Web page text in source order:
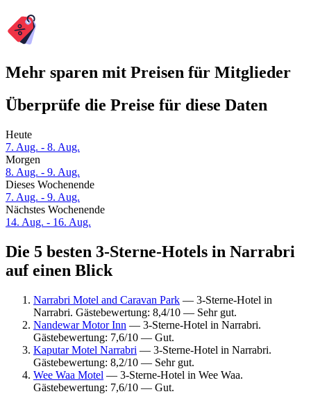
Mehr sparen mit Preisen für Mitglieder
Überprüfe die Preise für diese Daten
Heute
7. Aug. - 8. Aug.
Morgen
8. Aug. - 9. Aug.
Dieses Wochenende
7. Aug. - 9. Aug.
Nächstes Wochenende
14. Aug. - 16. Aug.
Die 5 besten 3-Sterne-Hotels in Narrabri
auf einen Blick
Narrabri Motel and Caravan Park — 3-Sterne-Hotel in
Narrabri. Gästebewertung: 8,4/10 — Sehr gut.
Nandewar Motor Inn — 3-Sterne-Hotel in Narrabri.
Gästebewertung: 7,6/10 — Gut.
Kaputar Motel Narrabri — 3-Sterne-Hotel in Narrabri.
Gästebewertung: 8,2/10 — Sehr gut.
Wee Waa Motel — 3-Sterne-Hotel in Wee Waa.
Gästebewertung: 7,6/10 — Gut.